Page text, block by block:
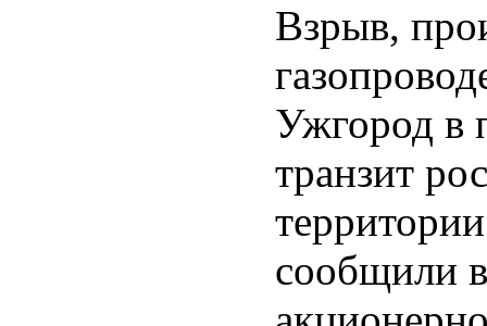
Взрыв,
Ужгород в
транзит
сообщили